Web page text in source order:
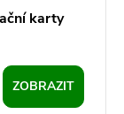
karty
ZOBRAZIT